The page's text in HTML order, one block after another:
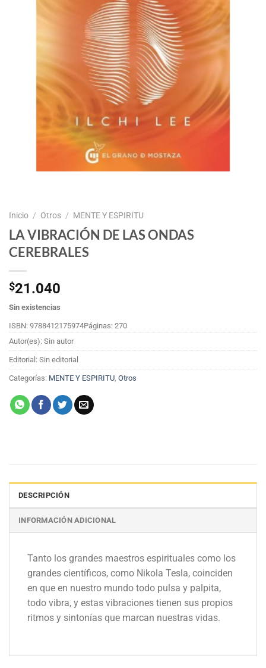
Inicio / Otros / MENTE Y ESPIRITU
LA VIBRACIÓN DE LAS ONDAS
CEREBRALES
$21.040
Sin existencias
ISBN: 9788412175974Páginas: 270
Autor(es): Sin autor
Editorial: Sin editorial
Categorías: MENTE Y ESPIRITU, Otros
DESCRIPCIÓN
INFORMACIÓN ADICIONAL
Tanto los grandes maestros espirituales como los
grandes científicos, como Nikola Tesla, coinciden
en que en nuestro mundo todo pulsa y palpita,
todo vibra, y estas vibraciones tienen sus propios
ritmos y sintonías que marcan nuestras vidas.